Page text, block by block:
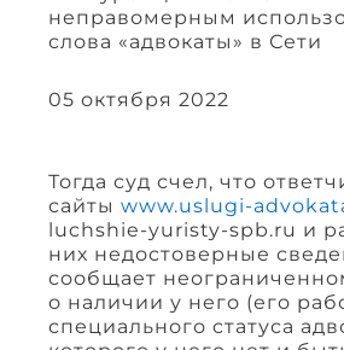
неправомерным
слова «адвокаты» в Сети
05 октября 2022
Тогда суд счел, что
сайты www.uslugi-
luchshie-yuristy-spb.ru и
них недостоверные
сообщает
о наличии у него (его
специального статуса